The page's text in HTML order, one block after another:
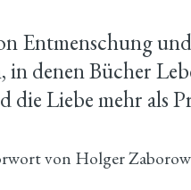
Entmenschung
in denen Bücher
die Liebe mehr als
von Holger